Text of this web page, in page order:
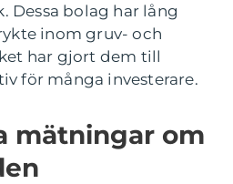
Dessa bolag har lång
inom gruv- och
har gjort dem till
för många investerare.
mätningar om